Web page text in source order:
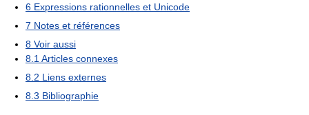
6 Expressions rationnelles et Unicode
7 Notes et références
8 Voir aussi
8.1 Articles connexes
8.2 Liens externes
8.3 Bibliographie